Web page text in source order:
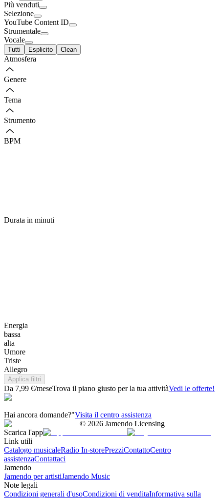
Più venduti
Selezione
YouTube Content ID
Strumentale
Vocale
Tutti Esplicito Clean
Atmosfera
Genere
Tema
Strumento
BPM
Durata in minuti
Energia
bassa
alta
Umore
Triste
Allegro
Applica filtri
Da 7,99 €/meseTrova il piano giusto per la tua attivitàVedi le offerte!
Hai ancora domande?"Visita il centro assistenza
© 2026 Jamendo Licensing
Scarica l'app
Link utili
Catalogo musicaleRadio In-storePrezziContattoCentro
assistenzaContattaci
Jamendo
Jamendo per artistiJamendo Music
Note legali
Condizioni generali d'usoCondizioni di venditaInformativa sulla